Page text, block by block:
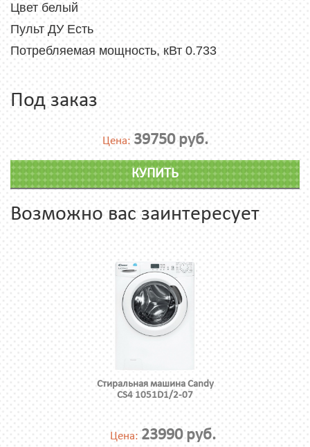
Цвет белый
Пульт ДУ Есть
Потребляемая мощность, кВт 0.733
Под заказ
Цена: 39750 руб.
КУПИТЬ
Возможно вас заинтересует
Стиральная машина Candy
CS4 1051D1/2-07
Цена: 23990 руб.